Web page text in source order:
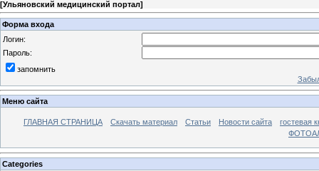
[Ульяновский медицинский портал]
Форма входа
Логин:
Пароль:
запомнить
Меню сайта
ГЛАВНАЯ СТРАНИЦА Скачать материал Статьи Новости сайта
гостевая
Categories